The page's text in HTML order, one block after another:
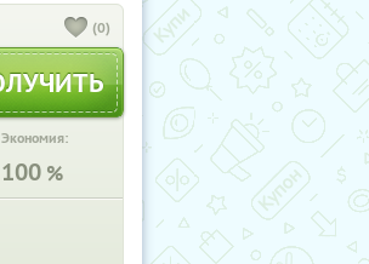
(0)
Экономия:
100 %